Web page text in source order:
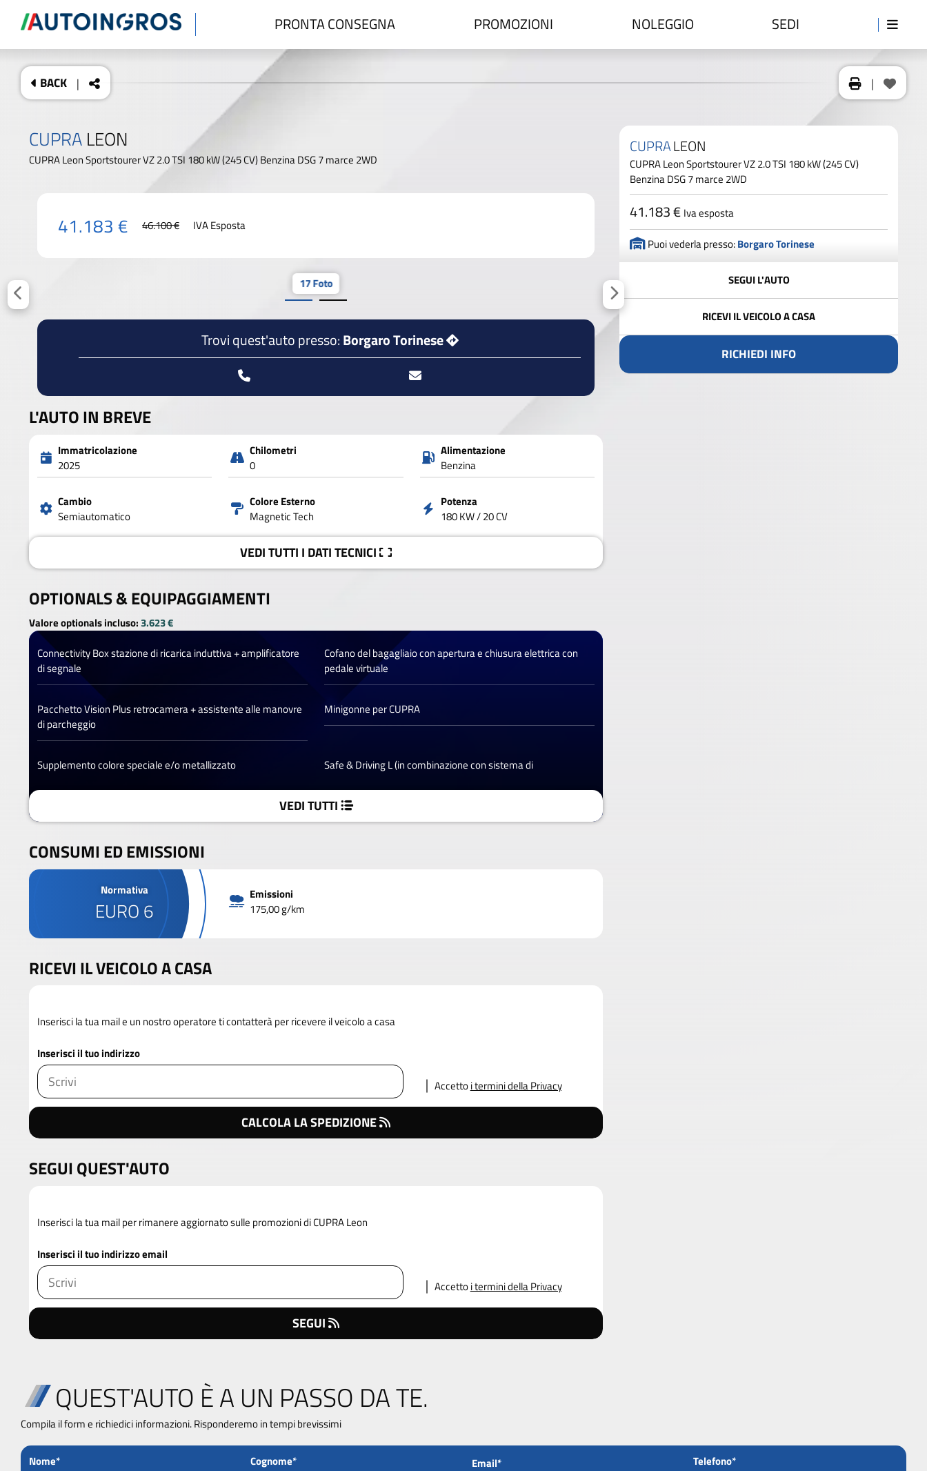
PRONTA CONSEGNA PROMOZIONI NOLEGGIO SEDI
BACK | |
CUPRA LEON
CUPRA Leon Sportstourer VZ 2.0 TSI 180 kW (245 CV) Benzina DSG 7 marce 2WD
41.183 € 46.100 € IVA Esposta
17 Foto
Trovi quest'auto presso:Borgaro Torinese
L'AUTO IN BREVE
Immatricolazione
2025
Chilometri
0
Alimentazione
Benzina
Cambio
Semiautomatico
Colore Esterno
Magnetic Tech
Potenza
180 KW / 20 CV
VEDITUTTI I DATITECNICI
OPTIONALS &EQUIPAGGIAMENTI
Valore optionals incluso: 3.623 €
Connectivity Box stazione di ricarica induttiva + amplificatore
di segnale
Cofano del bagagliaio con apertura e chiusura elettrica con
pedale virtuale
Pacchetto Vision Plus retrocamera + assistente alle manovre
di parcheggio
Minigonne per CUPRA
Supplemento colore speciale e/o metallizzato Safe & Driving L (in combinazione con sistema di
VEDI TUTTI
CONSUMI ED EMISSIONI
Normativa
EURO 6
Emissioni
175,00 g/km
RICEVI IL VEICOLO A CASA
Inserisci la tua mail e un nostro operatore ti contatterà per ricevere il veicolo a casa
Inserisci il tuo indirizzo
Accettoi termini della Privacy
CALCOLA LA SPEDIZIONE
SEGUI QUEST'AUTO
Inserisci la tua mail per rimanere aggiornato sulle promozioni di CUPRA Leon
Inserisci il tuo indirizzo email
Accettoi termini della Privacy
SEGUI
CUPRALEON
CUPRA Leon Sportstourer VZ 2.0 TSI 180 kW (245 CV)
Benzina DSG 7 marce 2WD
41.183 € Iva esposta
Puoi vederla presso:Borgaro Torinese
SEGUI L'AUTO
RICEVI IL VEICOLO A CASA
RICHIEDI INFO
QUEST'AUTO È A UN PASSO DA TE.
Compila il form e richiedici informazioni. Risponderemo in tempi brevissimi
Nome* Cognome* Email* Telefono*